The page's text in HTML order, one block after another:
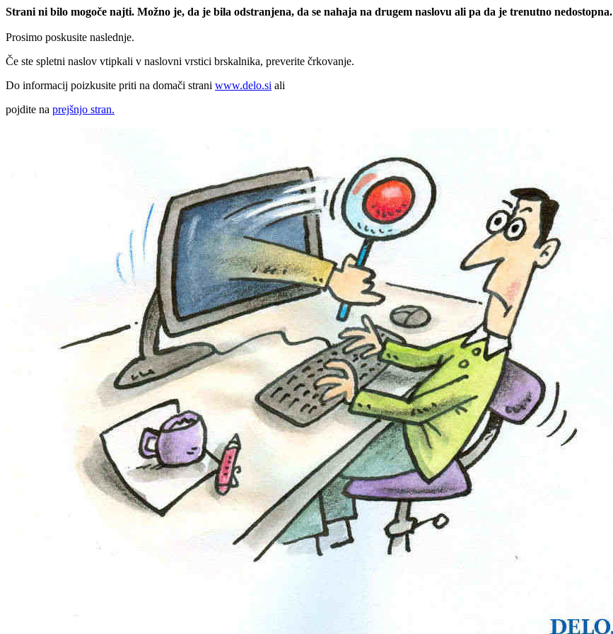
Strani ni bilo mogoče najti. Možno je, da je bila odstranjena, da se nahaja na drugem naslovu ali pa da je trenutno nedostopna.
Prosimo poskusite naslednje.
Če ste spletni naslov vtipkali v naslovni vrstici brskalnika, preverite črkovanje.
Do informacij poizkusite priti na domači strani www.delo.si ali
pojdite na prejšnjo stran.